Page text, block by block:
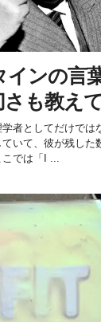
ンの言
も教え
者としてだけでは
いて、彼が残した
では「I ...